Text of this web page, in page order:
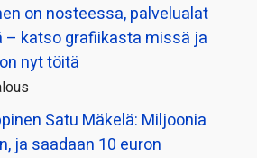
on nosteessa, palvelualat
– katso grafiikasta missä ja
nyt töitä
Satu Mäkelä: Miljoonia
ja saadaan 10 euron